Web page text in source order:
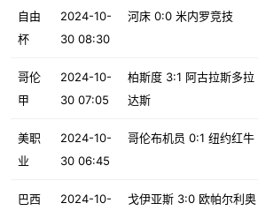
自由
杯
2024-10-
30 08:30
河床 0:0 米内罗竞技
哥伦
甲
2024-10-
30 07:05
柏斯度 3:1 阿古拉斯多拉
达斯
美职
业
2024-10-
30 06:45
哥伦布机员 0:1 纽约红牛
巴西
2024-10-
戈伊亚斯 3:0 欧帕尔利奥